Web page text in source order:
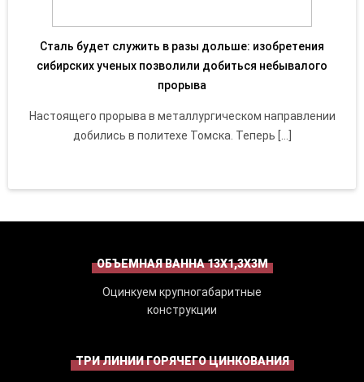
Сталь будет служить в разы дольше: изобретения
сибирских ученых позволили добиться небывалого
прорыва
Настоящего прорыва в металлургическом направлении
добились в политехе Томска. Теперь […]
ОБЪЕМНАЯ ВАННА 13Х1,3Х3М
Оцинкуем крупногабаритные
конструкции
ТРИ ЛИНИИ ГОРЯЧЕГО ЦИНКОВАНИЯ